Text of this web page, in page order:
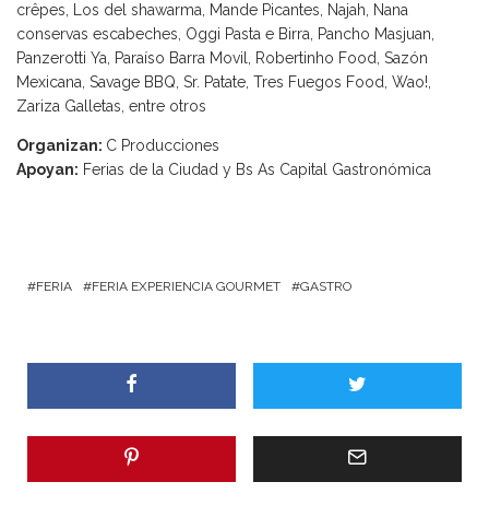
crêpes, Los del shawarma, Mande Picantes, Najah, Nana
conservas escabeches, Oggi Pasta e Birra, Pancho Masjuan,
Panzerotti Ya, Paraíso Barra Movil, Robertinho Food, Sazón
Mexicana, Savage BBQ, Sr. Patate, Tres Fuegos Food, Wao!,
Zariza Galletas, entre otros
Organizan: C Producciones
Apoyan: Ferias de la Ciudad y Bs As Capital Gastronómica
FERIA FERIA EXPERIENCIA GOURMET GASTRO